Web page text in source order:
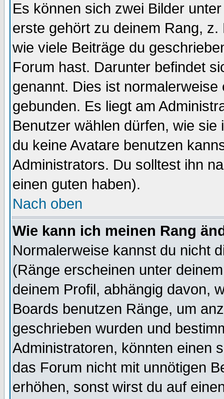
Es können sich zwei Bilder
erste gehört zu deinem Rang,
wie viele Beiträge du
Forum hast. Darunter befindet
genannt. Dies ist
gebunden. Es liegt am
Benutzer wählen dürfen, wie
du keine Avatare benutzen
Administrators. Du solltest ihn
einen guten haben).
Nach oben
Wie kann ich meinen Rang
Normalerweise kannst du nicht
(Ränge erscheinen unter
deinem Profil, abhängig davon,
Boards benutzen Ränge, um
geschrieben wurden und
Administratoren, könnten einen
das Forum nicht mit unnötigen
erhöhen, sonst wirst du auf